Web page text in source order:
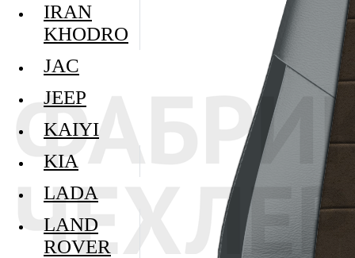
IRAN
KHODRO
JAC
JEEP
KAIYI
KIA
LADA
LAND
ROVER